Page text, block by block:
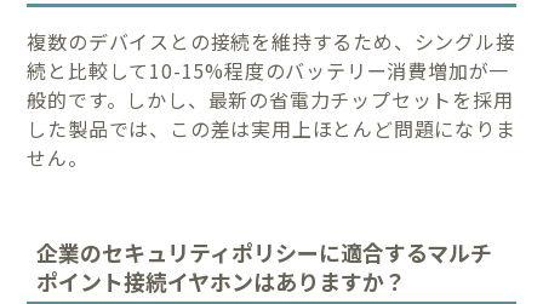
複数のデバイスとの接続を維持するため、シングル接
続と比較して10-15%程度のバッテリー消費増加が一
般的です。しかし、最新の省電力チップセットを採用
した製品では、この差は実用上ほとんど問題になりま
せん。
企業のセキュリティポリシーに適合するマルチ
ポイント接続イヤホンはありますか？